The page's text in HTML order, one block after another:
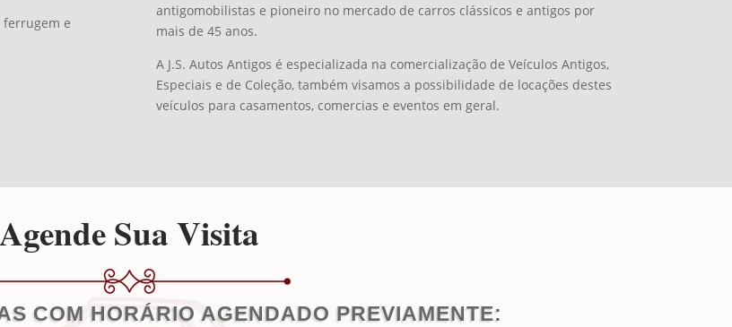
ferrugem e
antigomobilistas e pioneiro no mercado de carros clássicos e antigos por
mais de 45 anos.
A J.S. Autos Antigos é especializada na comercialização de Veículos Antigos,
Especiais e de Coleção, também visamos a possibilidade de locações destes
veículos para casamentos, comercias e eventos em geral.
Agende Sua Visita
COM HORÁRIO AGENDADO PREVIAMENTE: